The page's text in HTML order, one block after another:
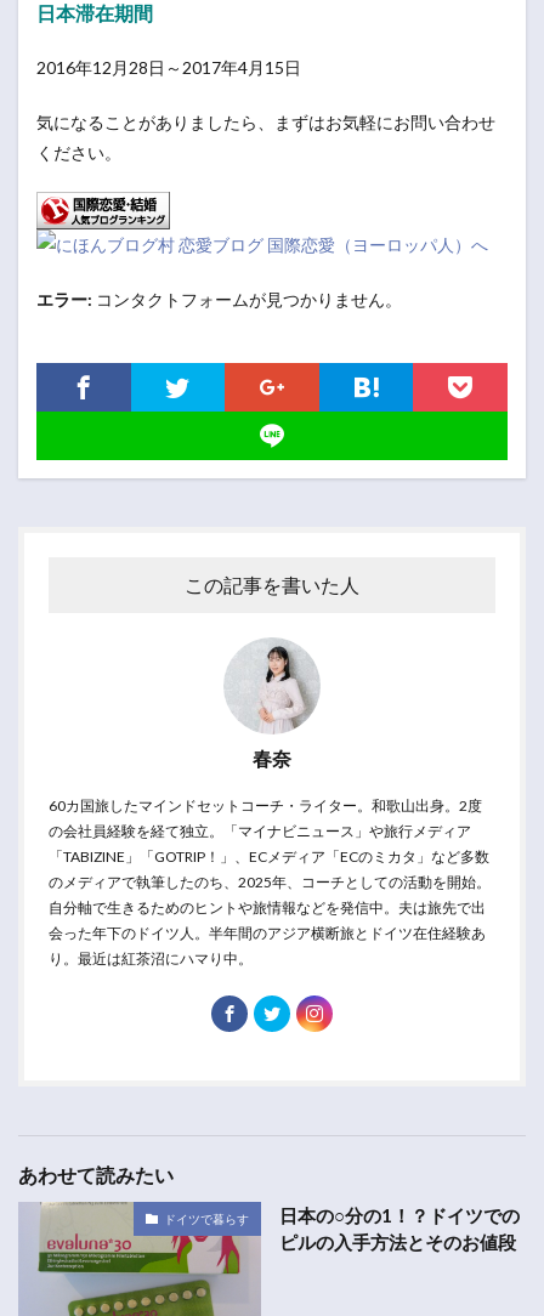
日本滞在期間
2016年12月28日～2017年4月15日
気になることがありましたら、まずはお気軽にお問い合わせ
ください。
エラー: コンタクトフォームが見つかりません。
この記事を書いた人
春奈
60カ国旅したマインドセットコーチ・ライター。和歌山出身。2度
の会社員経験を経て独立。「マイナビニュース」や旅行メディア
「TABIZINE」「GOTRIP！」、ECメディア「ECのミカタ」など多数
のメディアで執筆したのち、2025年、コーチとしての活動を開始。
自分軸で生きるためのヒントや旅情報などを発信中。夫は旅先で出
会った年下のドイツ人。半年間のアジア横断旅とドイツ在住経験あ
り。最近は紅茶沼にハマり中。
あわせて読みたい
ドイツで暮らす
日本の○分の1！？ドイツでの
ピルの入手方法とそのお値段